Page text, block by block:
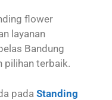
flower
layanan
Bandung
pilihan terbaik.
pada Standing